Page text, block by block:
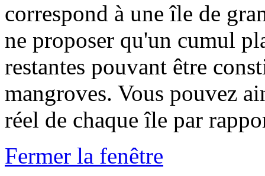
correspond à une île de
ne proposer qu'un cumul
restantes pouvant être
mangroves. Vous pouvez
réel de chaque île par
Fermer la fenêtre